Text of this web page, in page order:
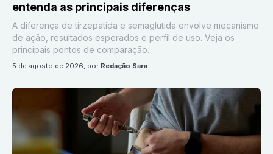
entenda as principais diferenças
A diferença de tirzepatida e semaglutida envolve mecanismo
de ação, resultados esperados e perfil de uso. Veja os
principais pontos de comparação.
5 de agosto de 2026, por Redação Sara